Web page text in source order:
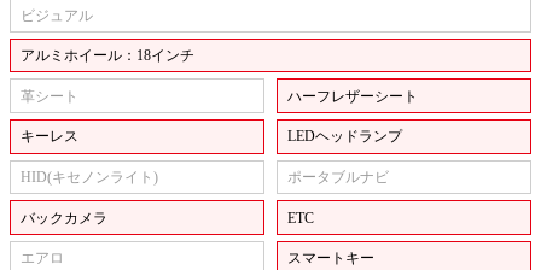
ビジュアル
アルミホイール：18インチ
革シート ハーフレザーシート
キーレス LEDヘッドランプ
HID(キセノンライト) ポータブルナビ
バックカメラ ETC
エアロ スマートキー